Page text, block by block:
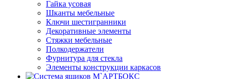
Гайка усовая
Шканты мебельные
Ключи шестигранники
Декоративные элементы
Стяжки мебельные
Полкодержатели
Фурнитура для стекла
Элементы конструкции каркасов